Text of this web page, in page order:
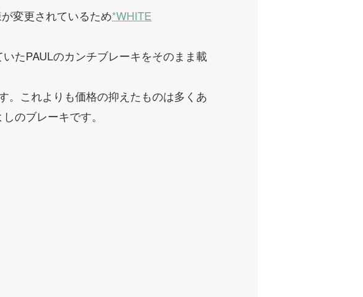
変更されているため*WHITE
たPAULのカンチブレーキをそのまま載
。これよりも価格の抑えたものは多くあ
のブレーキです。